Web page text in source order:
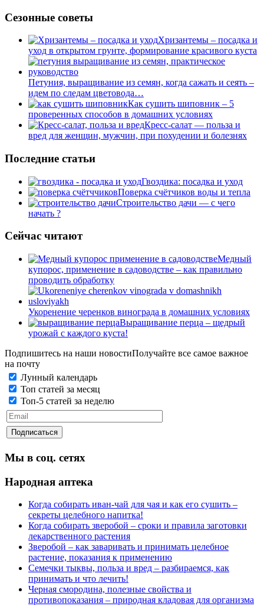
Сезонные советы
Хризантемы – посадка и
уход в открытом грунте, формирование красивого куста
Петуния, выращивание из семян, когда сажать и сеять –
идем по следам цветовода…
Как сушить шиповник – 5
проверенных способов в домашних условиях
Кресс-салат — польза и
вред для женщин, мужчин, при похудении и болезнях
Последние статьи
Гвоздика: посадка и уход
Поверка счётчиков воды и тепла
Строительство дачи — с чего
начать ?
Сейчас читают
Медный
купорос, применение в садоводстве – как правильно
проводить обработку
Укоренение черенков винограда в домашних условиях
Выращивание перца – щедрый
урожай с каждого куста!
Подпишитесь на наши новостиПолучайте все самое важное
на почту
Лунный календарь
Топ статей за месяц
Топ-5 статей за неделю
Мы в соц. сетях
Народная аптека
Когда собирать иван-чай для чая и как его сушить –
секреты целебного напитка!
Когда собирать зверобой – сроки и правила заготовки
лекарственного растения
Зверобой – как заваривать и принимать целебное
растение, показания к применению
Семечки тыквы, польза и вред – разбираемся, как
принимать и что лечить!
Черная смородина, полезные свойства и
противопоказания – природная кладовая для организма